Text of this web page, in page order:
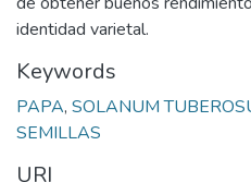
identidad varietal.
Keywords
PAPA, SOLANUM
SEMILLAS
URI